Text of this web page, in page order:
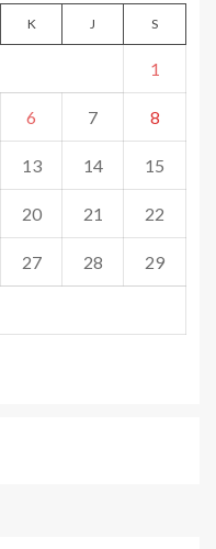
K J S
1
6 7 8
13 14 15
20 21 22
27 28 29